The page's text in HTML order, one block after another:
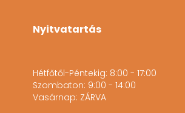
Nyitvatartás
Hétfőtől-Péntekig: 8:00 - 17:00
Szombaton: 9:00 - 14:00
Vasárnap: ZÁRVA